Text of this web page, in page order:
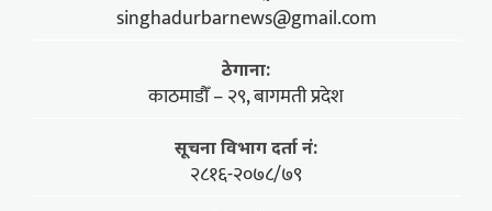
singhadurbarnews@gmail.com
ठेगाना:
काठमाडौँ – २९, बागमती प्रदेश
सूचना विभाग दर्ता नं:
२८१६-२०७८/७९